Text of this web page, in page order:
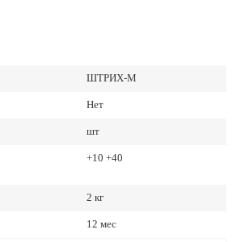
ШТРИХ-М
Нет
шт
+10 +40
2 кг
12 мес